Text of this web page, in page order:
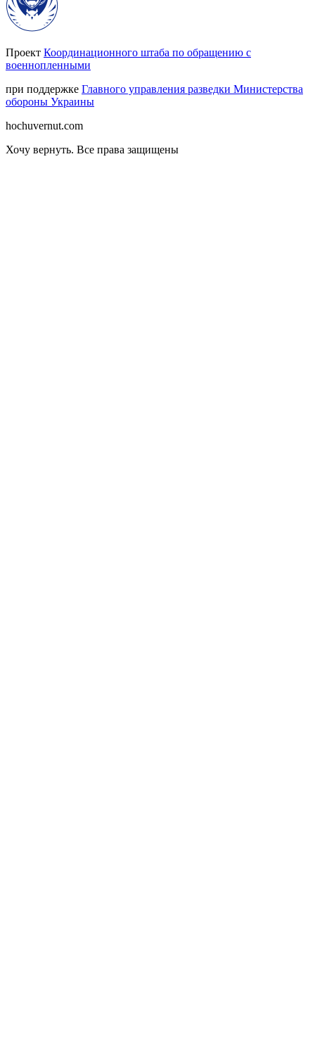
Проект Координационного штаба по обращению с
военнопленными
при поддержке Главного управления разведки Министерства
обороны Украины
hochuvernut.com
Хочу вернуть. Все права защищены